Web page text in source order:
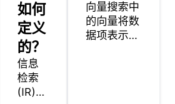
如何
定义
的？
信息
检索
(IR)
向量搜索中
的向量将数
据项表示为